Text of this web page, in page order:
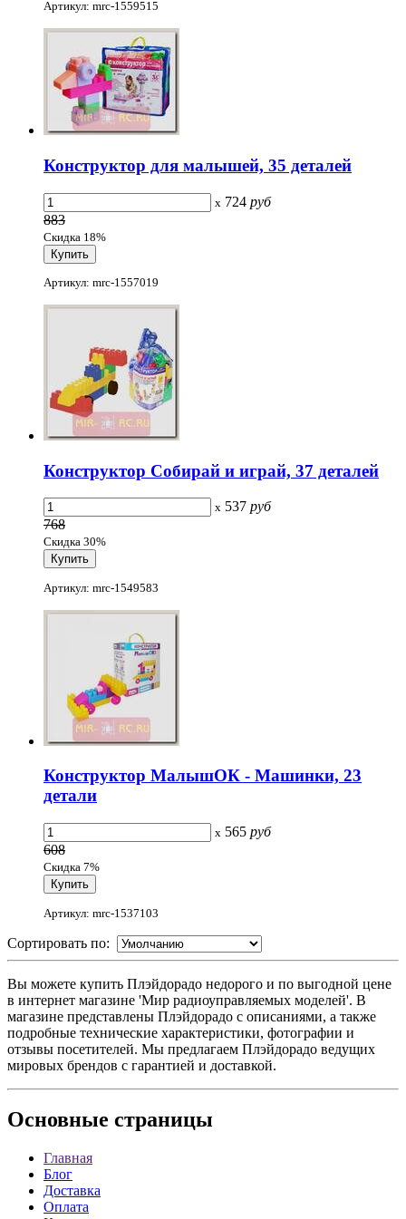
Артикул: mrc-1559515
Конструктор для малышей, 35 деталей
x 724 руб
883
Скидка 18%
Артикул: mrc-1557019
Конструктор Собирай и играй, 37 деталей
x 537 руб
768
Скидка 30%
Артикул: mrc-1549583
Конструктор МалышОК - Машинки, 23
детали
x 565 руб
608
Скидка 7%
Артикул: mrc-1537103
Сортировать по:
Вы можете купить Плэйдорадо недорого и по выгодной цене
в интернет магазине 'Мир радиоуправляемых моделей'. В
магазине представлены Плэйдорадо с описаниями, а также
подробные технические характеристики, фотографии и
отзывы посетителей. Мы предлагаем Плэйдорадо ведущих
мировых брендов с гарантией и доставкой.
Основные страницы
Главная
Блог
Доставка
Оплата